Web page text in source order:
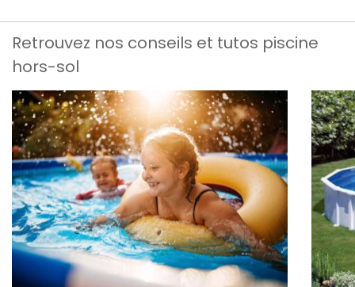
Retrouvez nos conseils et tutos piscine
hors-sol